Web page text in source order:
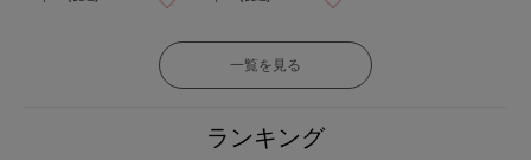
一覧を見る
ランキング